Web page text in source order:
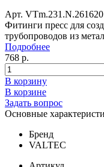
Арт. VTm.231.N.261620
Фитинги пресс для
трубопроводов из
Подробнее
768 р.
В корзину
В корзине
Задать вопрос
Основные
Бренд
VALTEC